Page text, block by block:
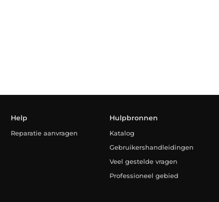
Help
Reparatie aanvragen
Hulpbronnen
Katalog
Gebruikershandleidingen
Veel gestelde vragen
Professioneel gebied